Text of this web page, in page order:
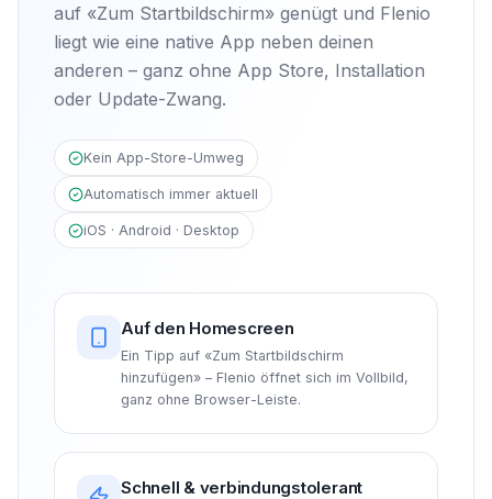
auf «Zum Startbildschirm» genügt und Flenio
liegt wie eine native App neben deinen
anderen – ganz ohne App Store, Installation
oder Update-Zwang.
Kein App-Store-Umweg
Automatisch immer aktuell
iOS · Android · Desktop
Auf den Homescreen
Ein Tipp auf «Zum Startbildschirm
hinzufügen» – Flenio öffnet sich im Vollbild,
ganz ohne Browser-Leiste.
Schnell & verbindungstolerant